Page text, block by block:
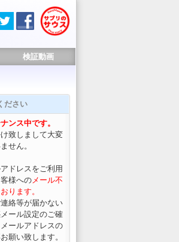
検証動画
ださい
ンス中です。
致しまして大変
せん。
ドレスをご利用
様へのメール不
ります。
絡等が届かない
ール設定のご確
ールアドレスの
願い致します。